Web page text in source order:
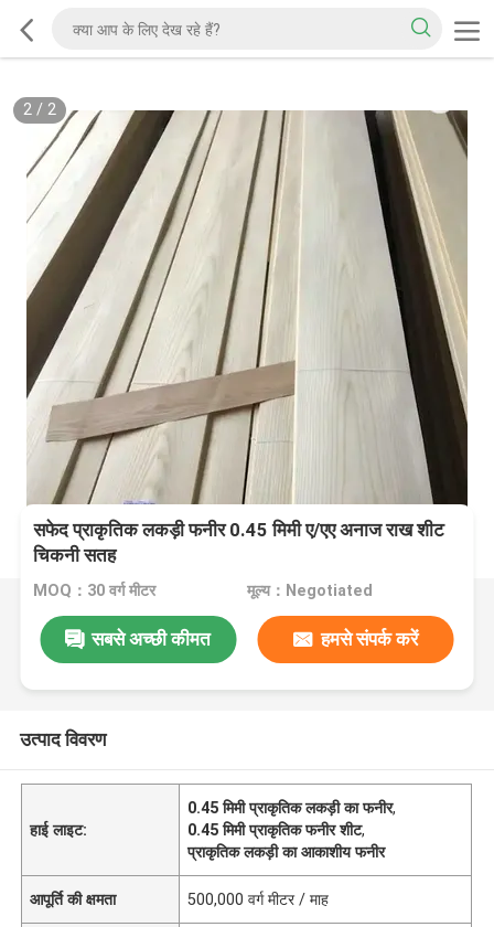
2/ 2
सफेद प्राकृतिक लकड़ी फनीर 0.45 मिमी ए/एए अनाज राख शीट
चिकनी सतह
MOQ：30 वर्ग मीटर मूल्य：Negotiated
सबसे अच्छी कीमत हमसे संपर्क करें
उत्पाद विवरण
हाई लाइट:
0.45 मिमी प्राकृतिक लकड़ी का फनीर,
0.45 मिमी प्राकृतिक फनीर शीट,
प्राकृतिक लकड़ी का आकाशीय फनीर
आपूर्ति की क्षमता 500,000 वर्ग मीटर / माह